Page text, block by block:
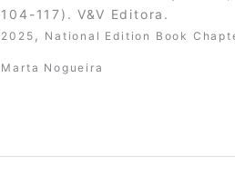
104-117). V&V Editora.
2025 , National Edition Book
Marta Nogueira